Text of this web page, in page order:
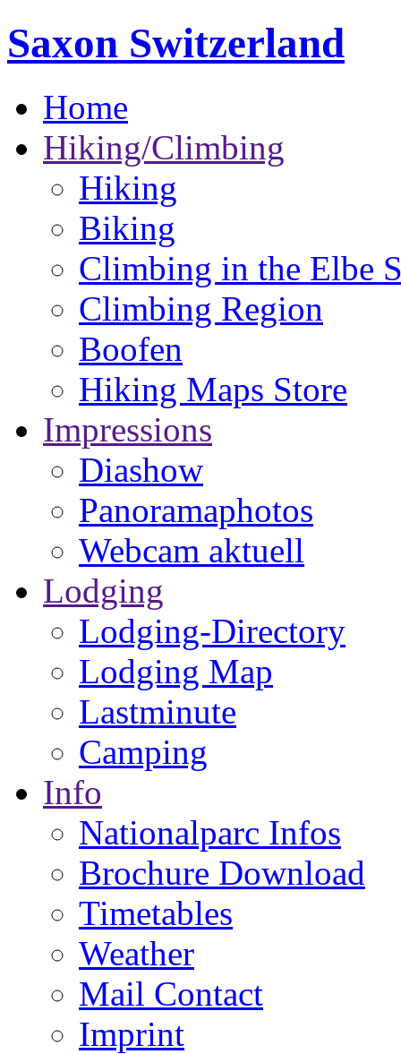
Saxon Switzerland
Home
Hiking/Climbing
Hiking
Biking
Climbing in the Elbe
Climbing Region
Boofen
Hiking Maps Store
Impressions
Diashow
Panoramaphotos
Webcam aktuell
Lodging
Lodging-Directory
Lodging Map
Lastminute
Camping
Info
Nationalparc Infos
Brochure Download
Timetables
Weather
Mail Contact
Imprint